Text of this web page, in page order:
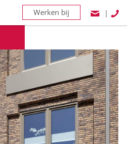
Werken bij |